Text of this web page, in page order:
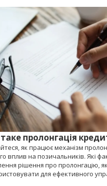
пролонгація
як працює механізм
вплив на позичальників. Які
рішення про пролонгацію,
для ефективного